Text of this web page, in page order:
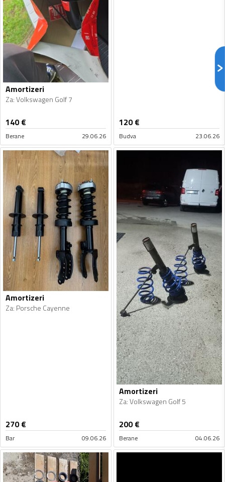
Amortizeri
Za:Volkswagen Golf 7
140€
Berane 29.06.26
120€
Budva 23.06.26
Amortizeri
Za: Porsche Cayenne
270€
Bar 09.06.26
Amortizeri
Za:Volkswagen Golf 5
200€
Berane 04.06.26